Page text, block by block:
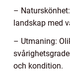
–
landskap med
– Utmaning:
och kondition.